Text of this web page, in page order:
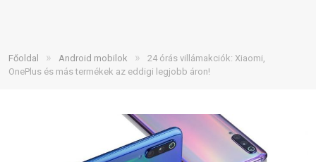
Főoldal » Android mobilok »
24 órás villámakciók: Xiaomi,
OnePlus és más termékek az eddigi legjobb áron!